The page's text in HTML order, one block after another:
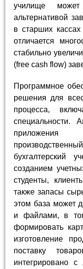
училище может
альтернативой
в старших
отличается
стабильно
(free cash flow)
Программное
решения для
процесса,
специальности.
приложения
бухгалтерский
созданием
студенты,
также запасы
этом база может
и файлами, в
формировать
изготовление
поставку
интегрировано